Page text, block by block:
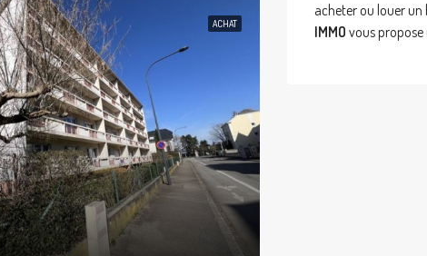
ACHAT
acheter ou louer un
IMMO vous propose